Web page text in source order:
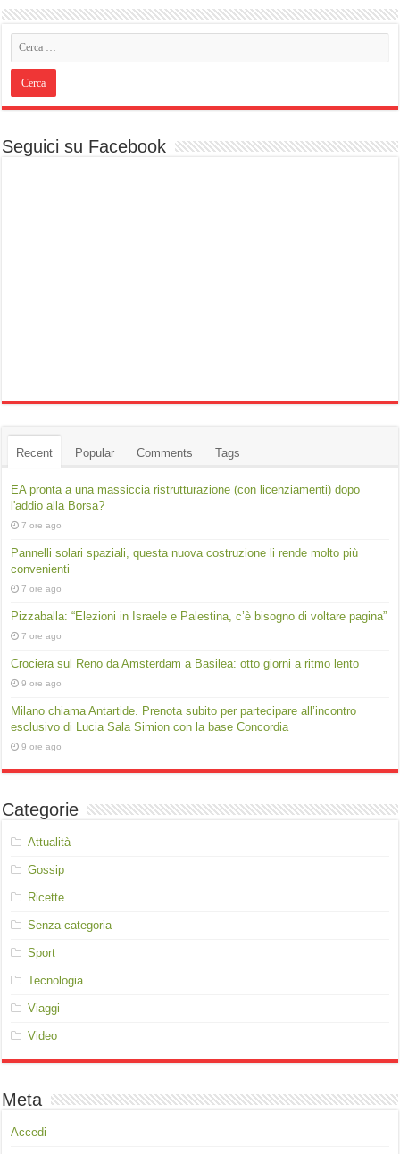
Seguici su Facebook
Recent Popular Comments Tags
EA pronta a una massiccia ristrutturazione (con licenziamenti) dopo
l'addio alla Borsa?
7 ore ago
Pannelli solari spaziali, questa nuova costruzione li rende molto più
convenienti
7 ore ago
Pizzaballa: “Elezioni in Israele e Palestina, c’è bisogno di voltare pagina”
7 ore ago
Crociera sul Reno da Amsterdam a Basilea: otto giorni a ritmo lento
9 ore ago
Milano chiama Antartide. Prenota subito per partecipare all’incontro
esclusivo di Lucia Sala Simion con la base Concordia
9 ore ago
Categorie
Attualità
Gossip
Ricette
Senza categoria
Sport
Tecnologia
Viaggi
Video
Meta
Accedi